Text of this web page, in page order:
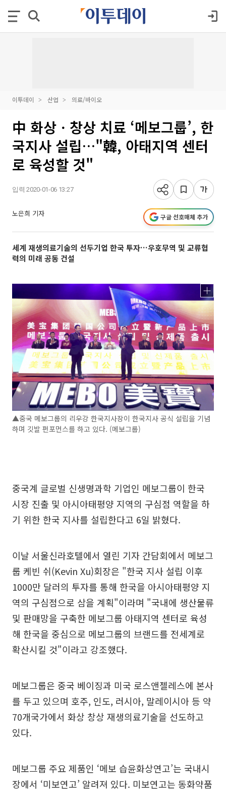
이투데이 산업 의료/바이오
中 화상ㆍ창상 치료 ‘메보그룹’, 한
국지사 설립…"韓, 아태지역 센터
로 육성할 것"
입력 2020-01-06 13:27
노은희 기자 구글 선호매체 추가
세계 재생의료기술의 선두기업 한국 투자…우호무역 및 교류협
력의 미래 공동 건설
▲중국 메보그룹의 리우강 한국지사장이 한국지사 공식 설립을 기념
하며 깃발 펀포먼스를 하고 있다. (메보그룹)
중국계 글로벌 신생명과학 기업인 메보그룹이 한국
시장 진출 및 아시아태평양 지역의 구심점 역할을 하
기 위한 한국 지사를 설립한다고 6일 밝혔다.
이날 서울신라호텔에서 열린 기자 간담회에서 메보그
룹 케빈 쉬(Kevin Xu)회장은 "한국 지사 설립 이후
1000만 달러의 투자를 통해 한국을 아시아태평양 지
역의 구심점으로 삼을 계획"이라며 "국내에 생산물류
및 판매망을 구축한 메보그룹 아태지역 센터로 육성
해 한국을 중심으로 메보그룹의 브랜드를 전세계로
확산시킬 것"이라고 강조했다.
메보그룹은 중국 베이징과 미국 로스앤젤레스에 본사
를 두고 있으며 호주, 인도, 러시아, 말레이시아 등 약
70개국가에서 화상 창상 재생의료기술을 선도하고
있다.
메보그룹 주요 제품인 ‘메보 습윤화상연고’는 국내시
장에서 ‘미보연고’ 알려져 있다. 미보연고는 동화약품